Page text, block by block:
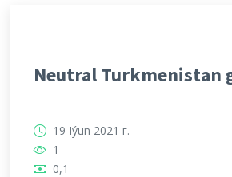
Neutral Turkmenistan
19 Iýun 2021 г.
1
0,1